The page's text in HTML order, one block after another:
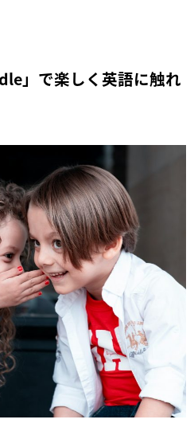
」で楽しく英語に触れ